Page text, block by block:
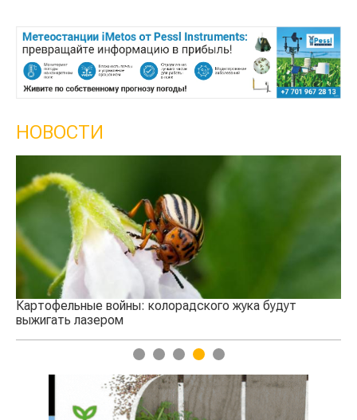
НОВОСТИ
будут
Кыргызстан обошел Казахстан по
сельского хозяйства
1 2 3 4 5